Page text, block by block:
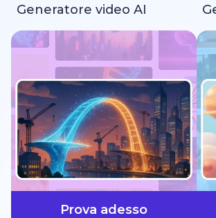
Generatore video AI
Prova adessopiù